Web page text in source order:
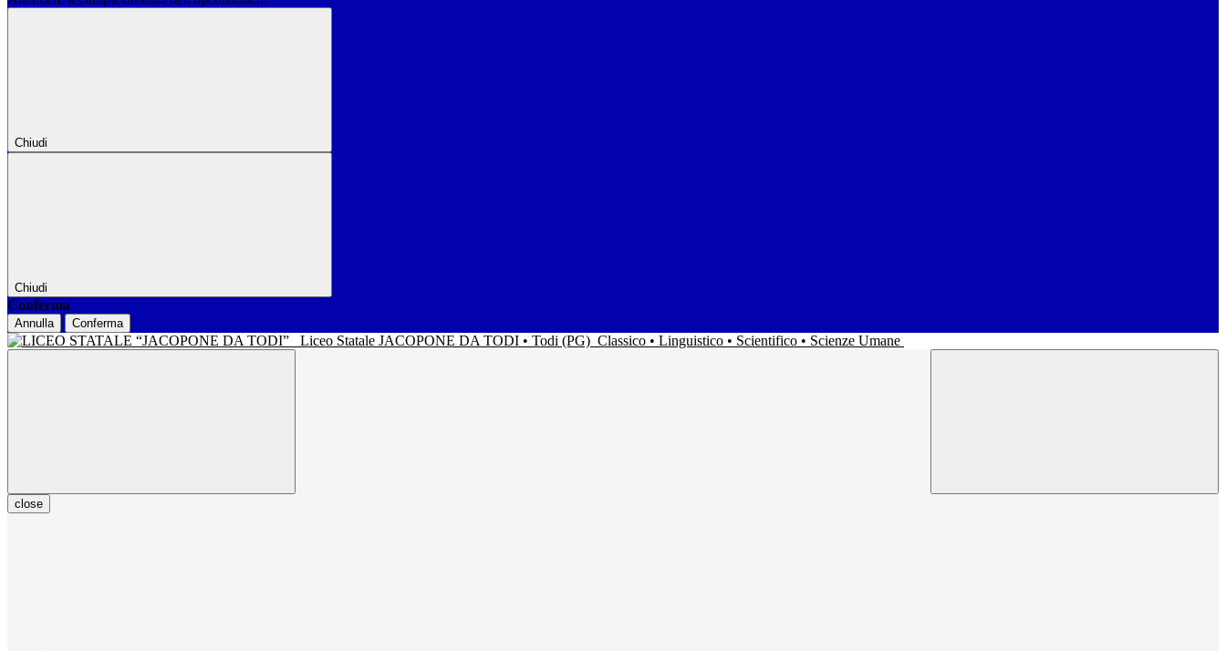
Chiudi
Chiudi
Conferma
Annulla Conferma
Liceo Statale JACOPONE DA TODI • Todi (PG) Classico • Linguistico • Scientifico • Scienze Umane
close